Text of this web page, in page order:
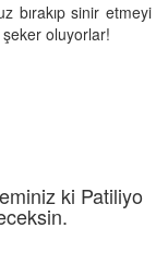
bırakıp sinir etmeyi
oluyorlar!
ki Patiliyo